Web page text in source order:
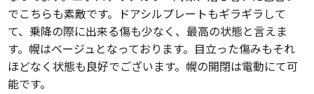
でこちらも素敵です。ドアシルプレートもギラギラして
て、乗降の際に出来る傷も少なく、最高の状態と言えま
す。幌はベージュとなっております。目立った傷みもそれ
ほどなく状態も良好でございます。幌の開閉は電動にて可
能です。